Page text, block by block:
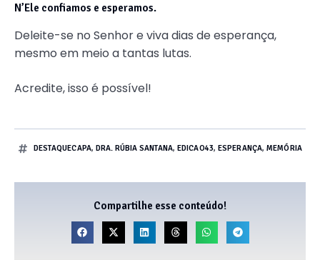
N’Ele confiamos e esperamos.
Deleite-se no Senhor e viva dias de esperança,
mesmo em meio a tantas lutas.
Acredite, isso é possível!
DESTAQUECAPA, DRA. RÚBIA SANTANA, EDICAO43, ESPERANÇA, MEMÓRIA
Compartilhe esse conteúdo!